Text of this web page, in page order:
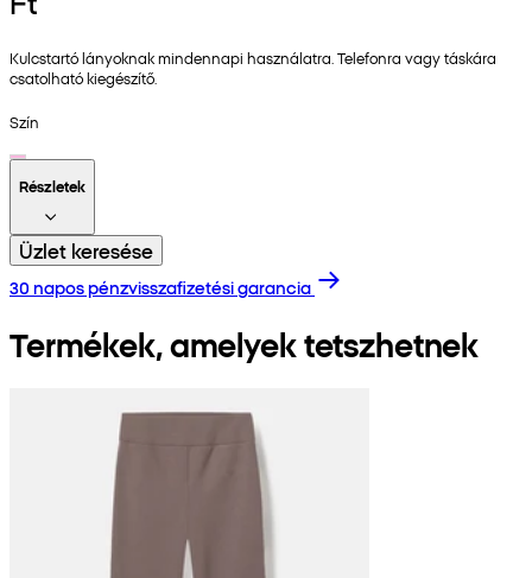
Kulcstartó lányoknak mindennapi használatra. Telefonra vagy táskára
csatolható kiegészítő.
Szín
Részletek
Üzlet keresése
30 napos pénzvisszafizetési garancia
Termékek, amelyek tetszhetnek